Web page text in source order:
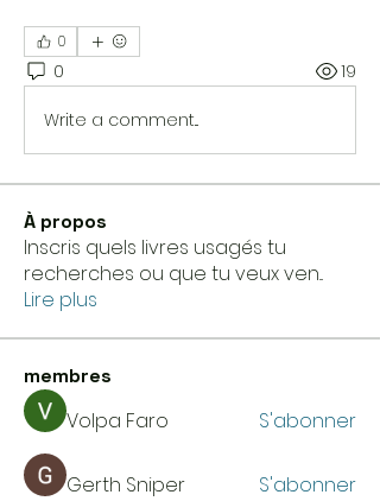
0
0 19
Write a comment...
À propos
Inscris quels livres usagés tu
recherches ou que tu veux ven...
Lire plus
membres
Volpa Faro S'abonner
Gerth Sniper S'abonner